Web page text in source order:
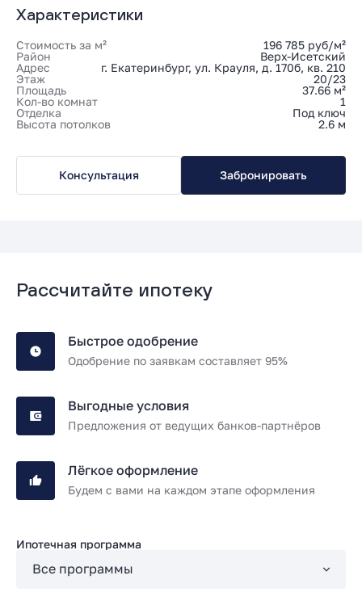
Характеристики
Стоимость за м²
196 785 руб/м²
Район
Верх-Исетский
Адрес
г. Екатеринбург, ул. Крауля, д. 170б, кв. 210
Этаж
20/23
Площадь
37.66 м²
Кол-во комнат
1
Отделка
Под ключ
Высота потолков
2.6 м
Консультация Забронировать
Рассчитайте ипотеку
Быстрое одобрение
Одобрение по заявкам составляет 95%
Выгодные условия
Предложения от ведущих банков-партнёров
Лёгкое оформление
Будем с вами на каждом этапе оформления
Ипотечная программа